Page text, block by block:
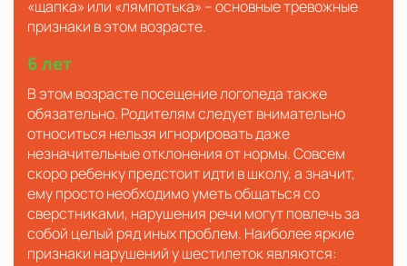
«щапка» или «лямпотька» – основные тревожные
признаки в этом возрасте.
6 лет
В этом возрасте посещение логопеда также
обязательно. Родителям следует внимательно
относиться нельзя игнорировать даже
незначительные отклонения от нормы. Совсем
скоро ребенку предстоит идти в школу, а значит,
ему просто необходимо уметь общаться со
сверстниками, нарушения речи могут повлечь за
собой целый ряд иных проблем. Наиболее яркие
признаки нарушений у шестилеток являются: